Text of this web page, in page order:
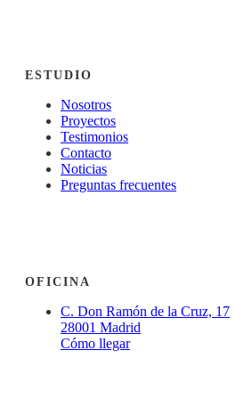
ESTUDIO
Nosotros
Proyectos
Testimonios
Contacto
Noticias
Preguntas frecuentes
OFICINA
C. Don Ramón de la Cruz, 17
28001 Madrid
Cómo llegar